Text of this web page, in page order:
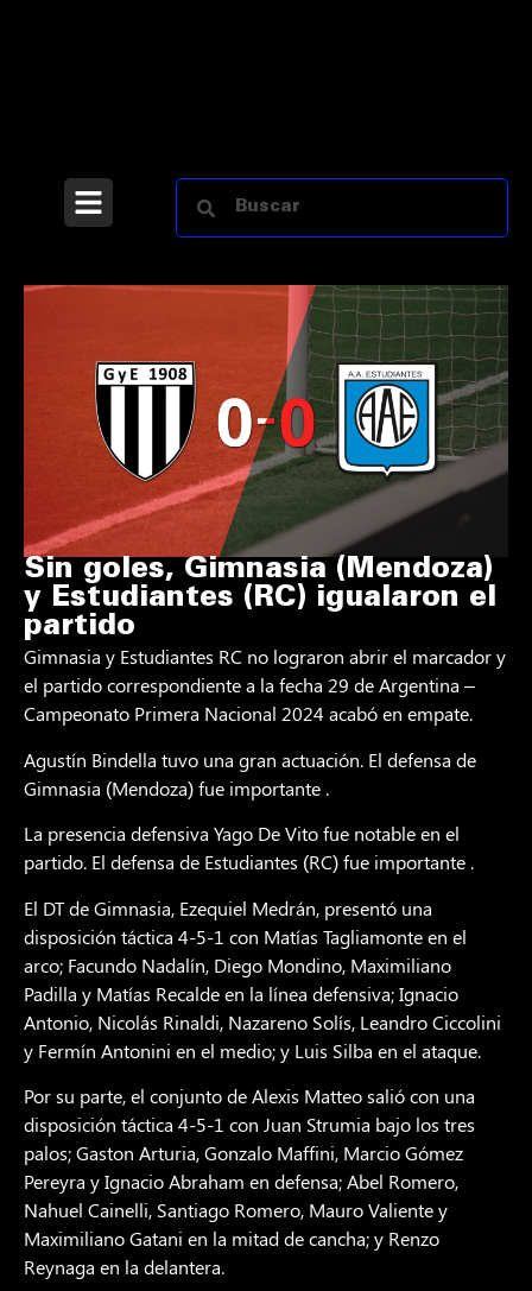
Sin goles, Gimnasia (Mendoza)
y Estudiantes (RC) igualaron el
partido
Gimnasia y Estudiantes RC no lograron abrir el marcador y
el partido correspondiente a la fecha 29 de Argentina –
Campeonato Primera Nacional 2024 acabó en empate.
Agustín Bindella tuvo una gran actuación. El defensa de
Gimnasia (Mendoza) fue importante .
La presencia defensiva Yago De Vito fue notable en el
partido. El defensa de Estudiantes (RC) fue importante .
El DT de Gimnasia, Ezequiel Medrán, presentó una
disposición táctica 4-5-1 con Matías Tagliamonte en el
arco; Facundo Nadalín, Diego Mondino, Maximiliano
Padilla y Matías Recalde en la línea defensiva; Ignacio
Antonio, Nicolás Rinaldi, Nazareno Solís, Leandro Ciccolini
y Fermín Antonini en el medio; y Luis Silba en el ataque.
Por su parte, el conjunto de Alexis Matteo salió con una
disposición táctica 4-5-1 con Juan Strumia bajo los tres
palos; Gaston Arturia, Gonzalo Maffini, Marcio Gómez
Pereyra y Ignacio Abraham en defensa; Abel Romero,
Nahuel Cainelli, Santiago Romero, Mauro Valiente y
Maximiliano Gatani en la mitad de cancha; y Renzo
Reynaga en la delantera.